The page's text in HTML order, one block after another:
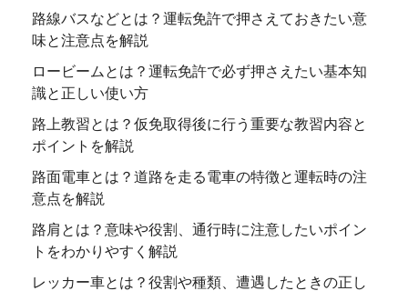
路線バスなどとは？運転免許で押さえておきたい意
味と注意点を解説
ロービームとは？運転免許で必ず押さえたい基本知
識と正しい使い方
路上教習とは？仮免取得後に行う重要な教習内容と
ポイントを解説
路面電車とは？道路を走る電車の特徴と運転時の注
意点を解説
路肩とは？意味や役割、通行時に注意したいポイン
トをわかりやすく解説
レッカー車とは？役割や種類、遭遇したときの正し